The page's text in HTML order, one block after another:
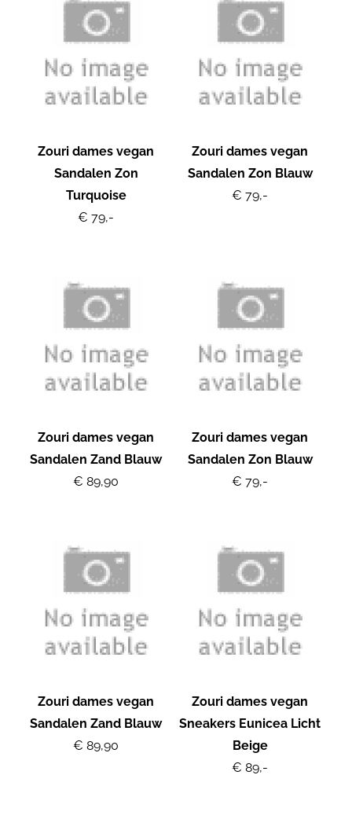
Zouri dames vegan
Sandalen Zon
Turquoise
€ 79,-
Zouri dames vegan
Sandalen Zon Blauw
€ 79,-
Zouri dames vegan
Sandalen Zand Blauw
€ 89,90
Zouri dames vegan
Sandalen Zon Blauw
€ 79,-
Zouri dames vegan
Sandalen Zand Blauw
€ 89,90
Zouri dames vegan
Sneakers Eunicea Licht
Beige
€ 89,-